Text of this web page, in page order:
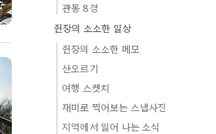
관동 8경
쥔장의 소소한 일상
쥔장의 소소한 메모
산오르기
여행 스켓치
재미로 찍어보는 스냅사진
지역에서 일어 나는 소식